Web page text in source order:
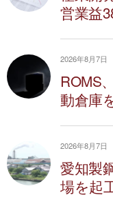
営業益
2026年8月7日
ROMS
動倉庫
2026年8月7日
愛知製
場を起